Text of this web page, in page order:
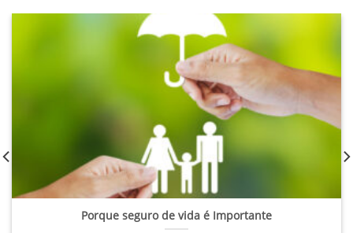
Porque seguro de vida é Importante